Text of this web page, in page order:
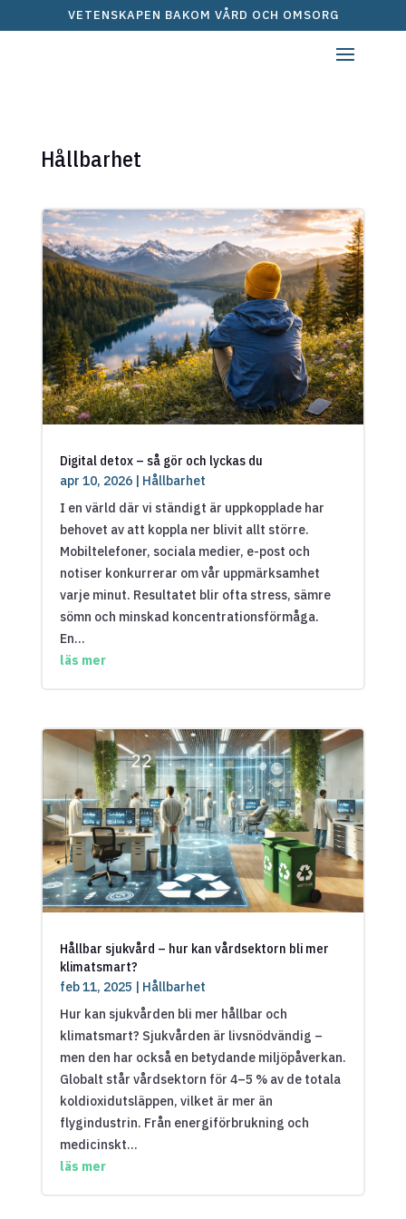
VETENSKAPEN BAKOM VÅRD OCH OMSORG
Hållbarhet
Digital detox – så gör och lyckas du
apr 10, 2026| Hållbarhet
I en värld där vi ständigt är uppkopplade har
behovet av att koppla ner blivit allt större.
Mobiltelefoner, sociala medier, e-post och
notiser konkurrerar om vår uppmärksamhet
varje minut. Resultatet blir ofta stress, sämre
sömn och minskad koncentrationsförmåga.
En...
läs mer
Hållbar sjukvård – hur kan vårdsektorn bli mer
klimatsmart?
feb 11, 2025
Hållbarhet
Hur kan sjukvården bli mer hållbar och
klimatsmart? Sjukvården är livsnödvändig –
men den har också en betydande miljöpåverkan.
Globalt står vårdsektorn för 4–5 % av de totala
koldioxidutsläppen, vilket är mer än
flygindustrin. Från energiförbrukning och
medicinskt...
läs mer